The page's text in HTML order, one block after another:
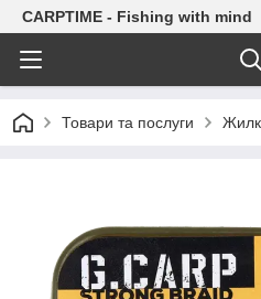
CARPTIME - Fishing with mind
Товари та послуги